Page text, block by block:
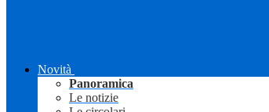
Novità
Panoramica
Le notizie